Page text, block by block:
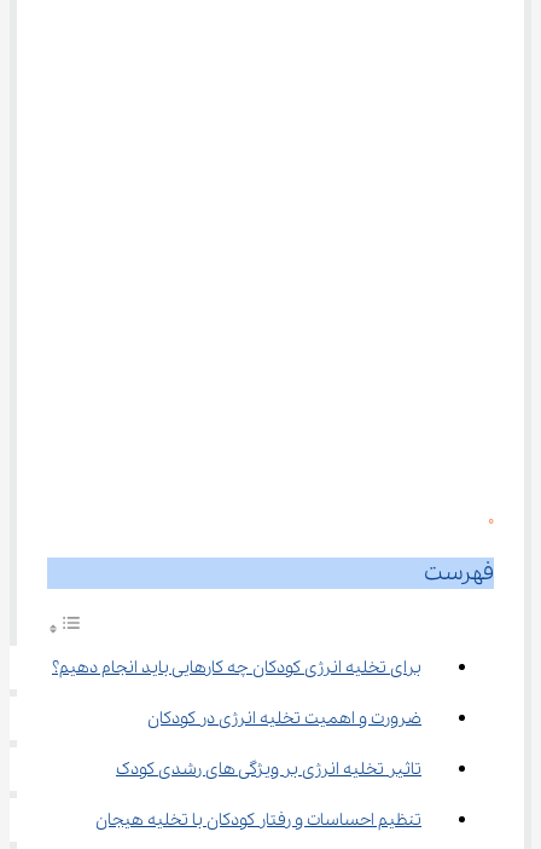
0
فهرست
برای تخلیه انرژی کودکان چه کارهایی باید انجام دهیم؟
ضرورت و اهمیت تخلیه انرژی در کودکان
تاثیر تخلیه انرژی بر ویژگی های رشدی کودک
تنظیم احساسات و رفتار کودکان با تخلیه هیجان